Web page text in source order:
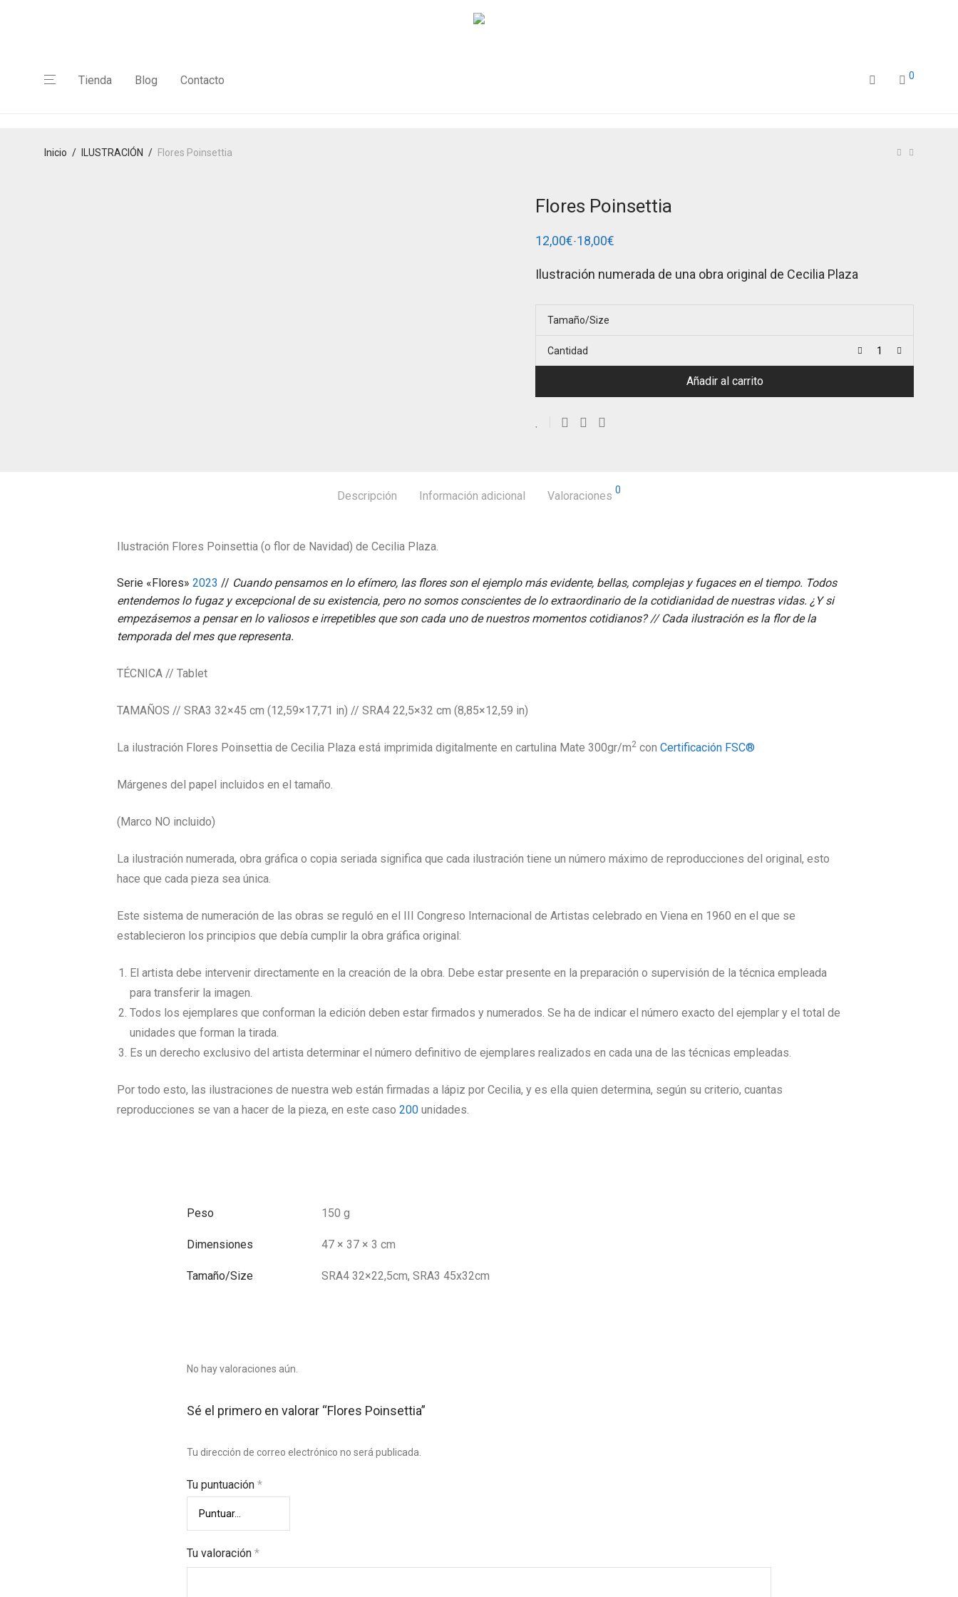
Tienda Blog Contacto 0
Inicio / ILUSTRACIÓN / Flores Poinsettia
Flores Poinsettia
12,00€-18,00€
Rango
desde
Ilustración numerada de una obra original de Cecilia Plaza
Tamaño/Size
Cantidad
Añadir al carrito
Descripción Información adicional Valoraciones 0
Ilustración Flores Poinsettia (o flor de Navidad) de Cecilia Plaza.
Serie «Flores» 2023 // Cuando pensamos en lo efímero, las flores son el ejemplo más evidente, bellas, complejas y fugaces en el tiempo. Todos
entendemos lo fugaz y excepcional de su existencia, pero no somos conscientes de lo extraordinario de la cotidianidad de nuestras vidas. ¿Y si
empezásemos a pensar en lo valiosos e irrepetibles que son cada uno de nuestros momentos cotidianos? // Cada ilustración es la flor de la
temporada del mes que representa.
TÉCNICA // Tablet
TAMAÑOS // SRA3 32×45 cm (12,59×17,71 in) // SRA4 22,5×32 cm (8,85×12,59 in)
La ilustración Flores Poinsettia de Cecilia Plaza está imprimida digitalmente en cartulina Mate 300gr/m2 con Certificación FSC®
Márgenes del papel incluidos en el tamaño.
(Marco NO incluido)
La ilustración numerada, obra gráfica o copia seriada significa que cada ilustración tiene un número máximo de reproducciones del original, esto
hace que cada pieza sea única.
Este sistema de numeración de las obras se reguló en el III Congreso Internacional de Artistas celebrado en Viena en 1960 en el que se
establecieron los principios que debía cumplir la obra gráfica original:
El artista debe intervenir directamente en la creación de la obra. Debe estar presente en la preparación o supervisión de la técnica empleada
para transferir la imagen.
Todos los ejemplares que conforman la edición deben estar firmados y numerados. Se ha de indicar el número exacto del ejemplar y el total de
unidades que forman la tirada.
Es un derecho exclusivo del artista determinar el número definitivo de ejemplares realizados en cada una de las técnicas empleadas.
Por todo esto, las ilustraciones de nuestra web están firmadas a lápiz por Cecilia, y es ella quien determina, según su criterio, cuantas
reproducciones se van a hacer de la pieza, en este caso 200 unidades.
Peso 150 g
Dimensiones 47 × 37 × 3 cm
Tamaño/Size SRA4 32×22,5cm, SRA3 45x32cm
No hay valoraciones aún.
Sé el primero en valorar “Flores Poinsettia”
Tu dirección de correo electrónico no será publicada.
Tu puntuación *
Tu valoración *